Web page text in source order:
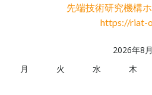
カ
イ
先端技術研究機構
https://riat-
2026年8月
月
火 水 木